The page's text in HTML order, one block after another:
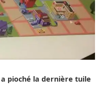
pioché la dernière tuile